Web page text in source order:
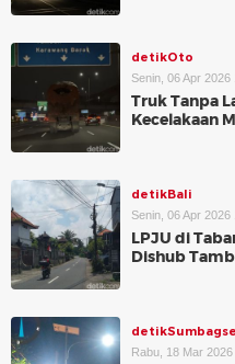
detikOto
Senin, 06 Apr 2026
Truk Tanpa
Kecelakaan
detikBali
Senin, 06 Apr 2026
LPJU di
Dishub
Rabu, 18 Mar